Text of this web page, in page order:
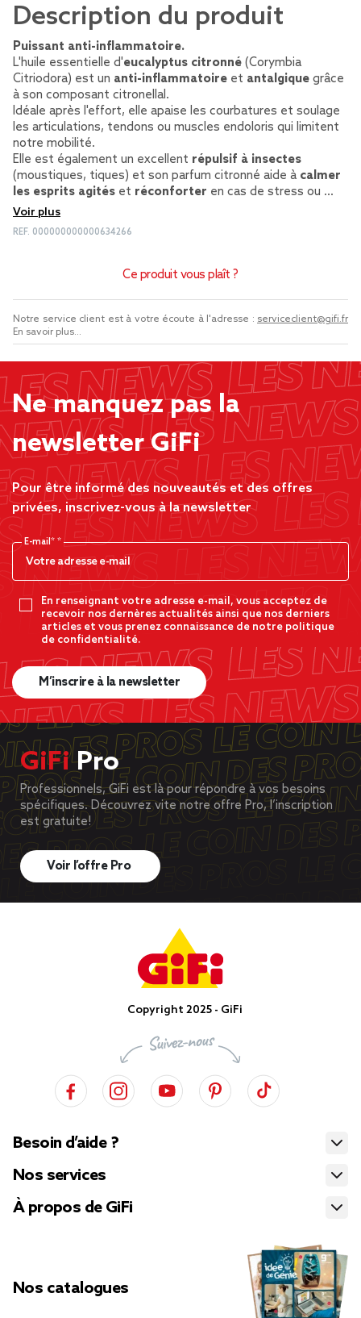
Description du produit
Puissant anti-inflammatoire.
L'huile essentielle d'eucalyptus citronné (Corymbia
Citriodora) est un anti-inflammatoire et antalgique grâce
à son composant citronellal.
Idéale après l'effort, elle apaise les courbatures et soulage
les articulations, tendons ou muscles endoloris qui limitent
notre mobilité.
Elle est également un excellent répulsif à insectes
(moustiques, tiques) et son parfum citronné aide à calmer
les esprits agités et réconforter en cas de stress ou …
Voir plus
REF. 000000000000634266
Ce produit vous plaît ?
Notre service client est à votre écoute à l'adresse : serviceclient@gifi.fr
En savoir plus...
Ne manquez pas la
newsletter GiFi
Pour être informé des nouveautés et des offres
privées, inscrivez-vous à la newsletter
E-mail*
En renseignant votre adresse e-mail, vous acceptez de
recevoir nos dernères actualités ainsi que nos derniers
articles et vous prenez connaissance de notre politique
de confidentialité.
M’inscrire à la newsletter
GiFiPro
Professionnels, GiFi est là pour répondre à vos besoins
spécifiques. Découvrez vite notre offre Pro, l’inscription
est gratuite!
Voir l’offre Pro
Copyright 2025 - GiFi
Besoin d’aide ?
Nos services
À propos de GiFi
Nos catalogues